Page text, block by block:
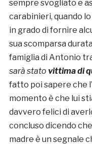
sempre svogliato e
carabinieri, quando
in grado di fornire
sua scomparsa
famiglia di Antonio
sarà stato vittima di
fatto poi sapere che
momento è che lui
davvero felici di
concluso dicendo
madre è un segnale